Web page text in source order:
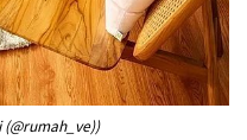
(@rumah_ve))